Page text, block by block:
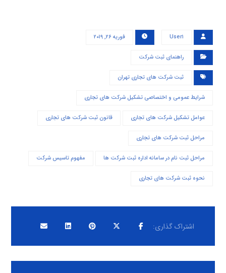
User۱ فوریه ۲۶, ۲۰۱۹
راهنمای ثبت شرکت
ثبت شرکت های تجاری تهران
شرایط عمومی و اختصاصی تشکیل شرکت های تجاری
عوامل تشکیل شرکت های تجاری قانون ثبت شرکت های تجاری
مراحل ثبت شرکت های تجاری
مراحل ثبت نام در سامانه اداره ثبت شرکت ها مفهوم تاسیس شرکت
نحوه ثبت شرکت های تجاری